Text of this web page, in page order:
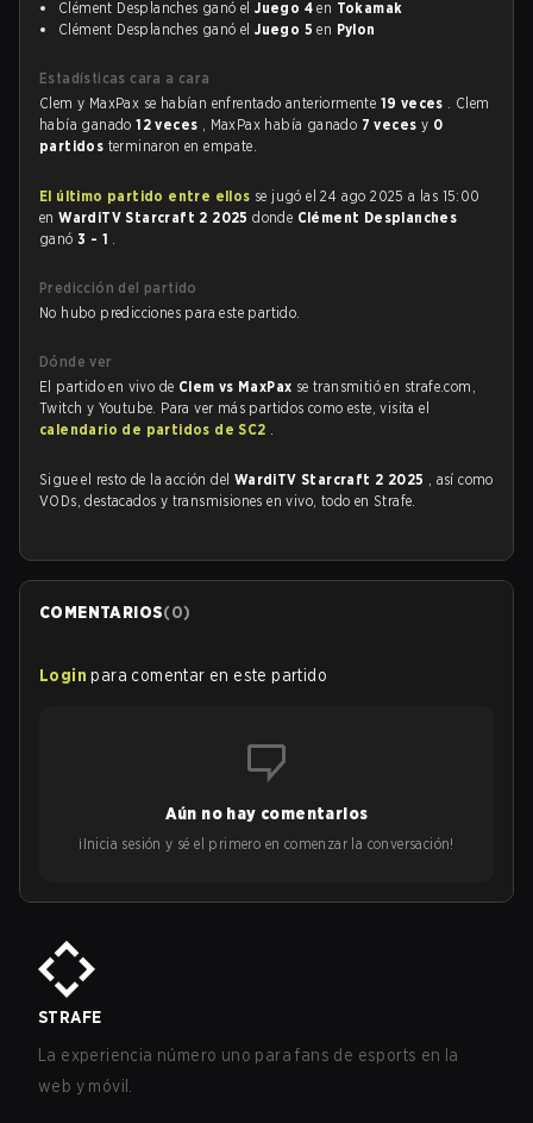
Clément Desplanches ganó elJuego 4 en Tokamak
Clément Desplanches ganó elJuego 5 en Pylon
Estadísticas cara a cara
Clem y MaxPax se habían enfrentado anteriormente 19 veces . Clem
había ganado12 veces , MaxPax había ganado 7 veces y 0
partidos terminaron en empate.
El último partido entre ellos se jugó el 24 ago 2025 a las 15:00
enWardiTV Starcraft 2 2025donde Clément Desplanches
ganó 3 - 1 .
Predicción del partido
No hubo predicciones para este partido.
Dónde ver
El partido en vivo de Clem vs MaxPax se transmitió en strafe.com,
Twitch y Youtube. Para ver más partidos como este, visita el
calendario de partidos de SC2 .
Sigue el resto de la acción del WardiTV Starcraft 2 2025 , así como
VODs, destacados y transmisiones en vivo, todo en Strafe.
COMENTARIOS(0)
Login para comentar en este partido
Aún no hay comentarios
¡Inicia sesión y sé el primero en comenzar la conversación!
STRAFE
La experiencia número uno para fans de esports en la
web y móvil.